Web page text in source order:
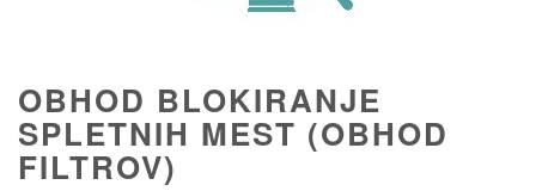
OBHOD BLOKIRANJE
SPLETNIH MEST (OBHOD
FILTROV)